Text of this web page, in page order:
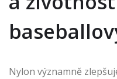
Nylon významně